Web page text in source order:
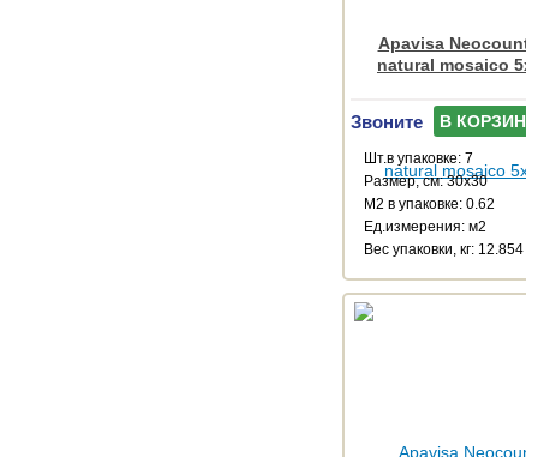
Apavisa
natural mosaico
Звоните В КОРЗИНУ
Шт.в упаковке: 7
Размер, см: 30x30
М2 в упаковке: 0.62
Ед.измерения: м2
Веc упаковки, кг: 12.854